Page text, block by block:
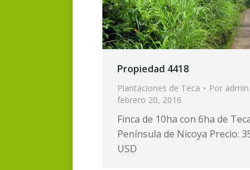
Propiedad 4418
Plantaciones de Teca Por admin
febrero 20, 2016
Finca de 10ha con 6ha de
Península de Nicoya Precio:
USD